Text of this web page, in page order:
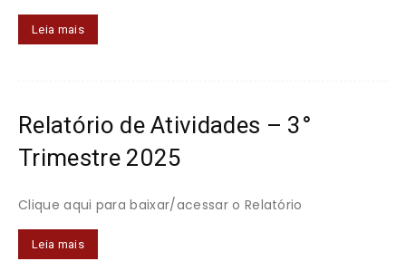
Leia mais
Relatório de Atividades – 3°
Trimestre 2025
Clique aqui para baixar/acessar o Relatório
Leia mais